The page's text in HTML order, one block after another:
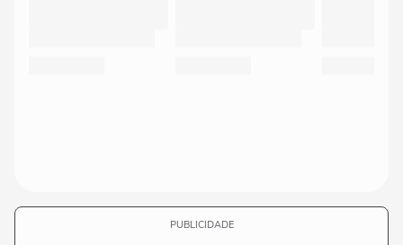
PUBLICIDADE